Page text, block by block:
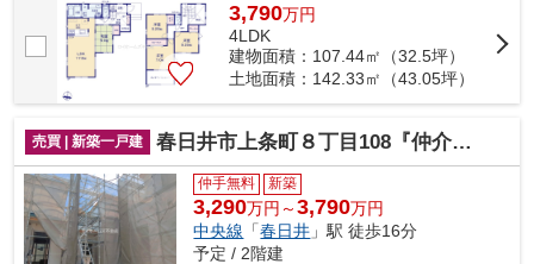
3,790万円
4LDK
建物面積：107.44㎡（32.5坪）
土地面積：142.33㎡（43.05坪）
売買 | 新築一戸建 春日井市上条町８丁目108『仲介料無料』新築戸建て
仲手無料 新築
3,290万円～3,790万円
中央線 「春日井 」駅 徒歩16分
予定 / 2階建